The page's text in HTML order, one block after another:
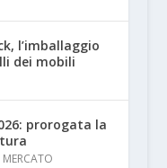
l’imballaggio
dei mobili
prorogata la
MERCATO